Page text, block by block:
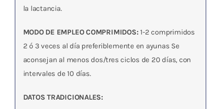
la lactancia.
MODO DE EMPLEO COMPRIMIDOS: 1-2 comprimidos
2 ó 3 veces al día preferiblemente en ayunas Se
aconsejan al menos dos/tres ciclos de 20 días, con
intervales de 10 días.
DATOS TRADICIONALES: